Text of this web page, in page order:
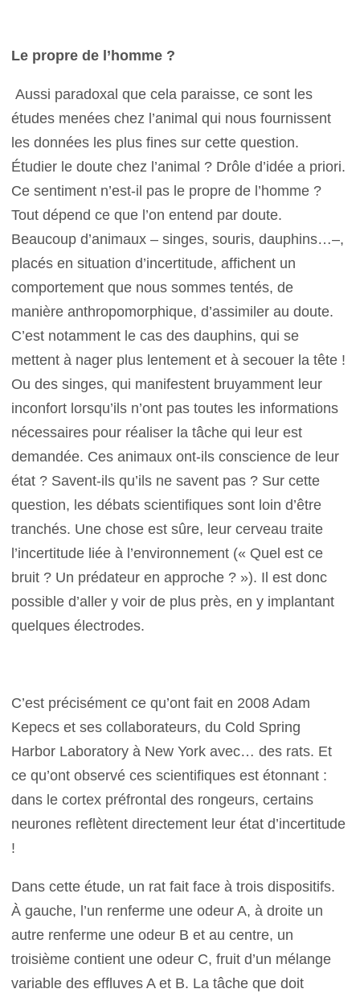
Le propre de l’homme ?
Aussi paradoxal que cela paraisse, ce sont les
études menées chez l’animal qui nous fournissent
les données les plus fines sur cette question.
Étudier le doute chez l’animal ? Drôle d’idée a priori.
Ce sentiment n’est-il pas le propre de l’homme ?
Tout dépend ce que l’on entend par doute.
Beaucoup d’animaux – singes, souris, dauphins…–,
placés en situation d’incertitude, affichent un
comportement que nous sommes tentés, de
manière anthropomorphique, d’assimiler au doute.
C’est notamment le cas des dauphins, qui se
mettent à nager plus lentement et à secouer la tête !
Ou des singes, qui manifestent bruyamment leur
inconfort lorsqu’ils n’ont pas toutes les informations
nécessaires pour réaliser la tâche qui leur est
demandée. Ces animaux ont-ils conscience de leur
état ? Savent-ils qu’ils ne savent pas ? Sur cette
question, les débats scientifiques sont loin d’être
tranchés. Une chose est sûre, leur cerveau traite
l’incertitude liée à l’environnement (« Quel est ce
bruit ? Un prédateur en approche ? »). Il est donc
possible d’aller y voir de plus près, en y implantant
quelques électrodes.
C’est précisément ce qu’ont fait en 2008 Adam
Kepecs et ses collaborateurs, du Cold Spring
Harbor Laboratory à New York avec… des rats. Et
ce qu’ont observé ces scientifiques est étonnant :
dans le cortex préfrontal des rongeurs, certains
neurones reflètent directement leur état d’incertitude
!
Dans cette étude, un rat fait face à trois dispositifs.
À gauche, l’un renferme une odeur A, à droite un
autre renferme une odeur B et au centre, un
troisième contient une odeur C, fruit d’un mélange
variable des effluves A et B. La tâche que doit